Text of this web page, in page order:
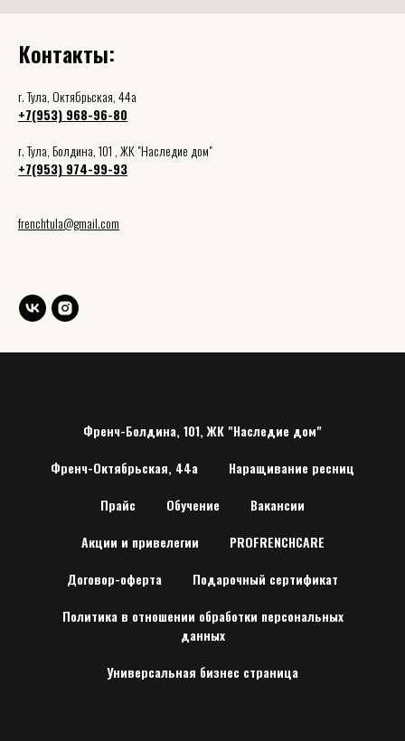
Контакты:
г. Тула, Октябрьская, 44а
+7(953) 968-96-80
г. Тула, Болдина, 101 , ЖК "Наследие дом"
+7(953) 974-99-93
frenchtula@gmail.com
Френч-Болдина, 101, ЖК "Наследие дом"
Френч-Октябрьская, 44а
Наращивание ресниц
Прайс
Обучение
Вакансии
Акции и привелегии
PROFRENCHCARE
Договор-оферта
Подарочный сертификат
Политика в отношении обработки персональных
данных
Универсальная бизнес страница